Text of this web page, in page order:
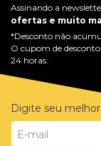
Assinando a
ofertas e muito
*Desconto não
O cupom de
24 horas.
Digite seu